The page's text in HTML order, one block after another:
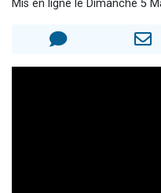
30
Mis en ligne le Dimanche 5